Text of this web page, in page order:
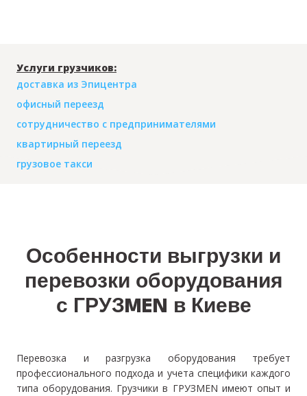
Услуги грузчиков:
доставка из Эпицентра
офисный переезд
сотрудничество с предпринимателями
квартирный переезд
грузовое такси
Особенности выгрузки и
перевозки оборудования
с ГРУЗMEN в Киеве
Перевозка и разгрузка оборудования требует
профессионального подхода и учета специфики каждого
типа оборудования. Грузчики в ГРУЗМЕN имеют опыт и